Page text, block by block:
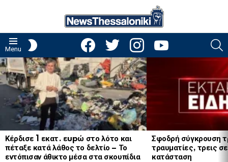
Menu
facebooktwitter instagramyoutube
LATEST
STORIES
Κέρδισε 1 εκατ. εupώ στο λότο και
πέταξε κατά λάθος το δελτίο – Το
εντόπισαν άθικτο μέσα στα σκουπίδια
Σφοδρή σύγκρουση
τραυματίες, τρεις
κατάσταση